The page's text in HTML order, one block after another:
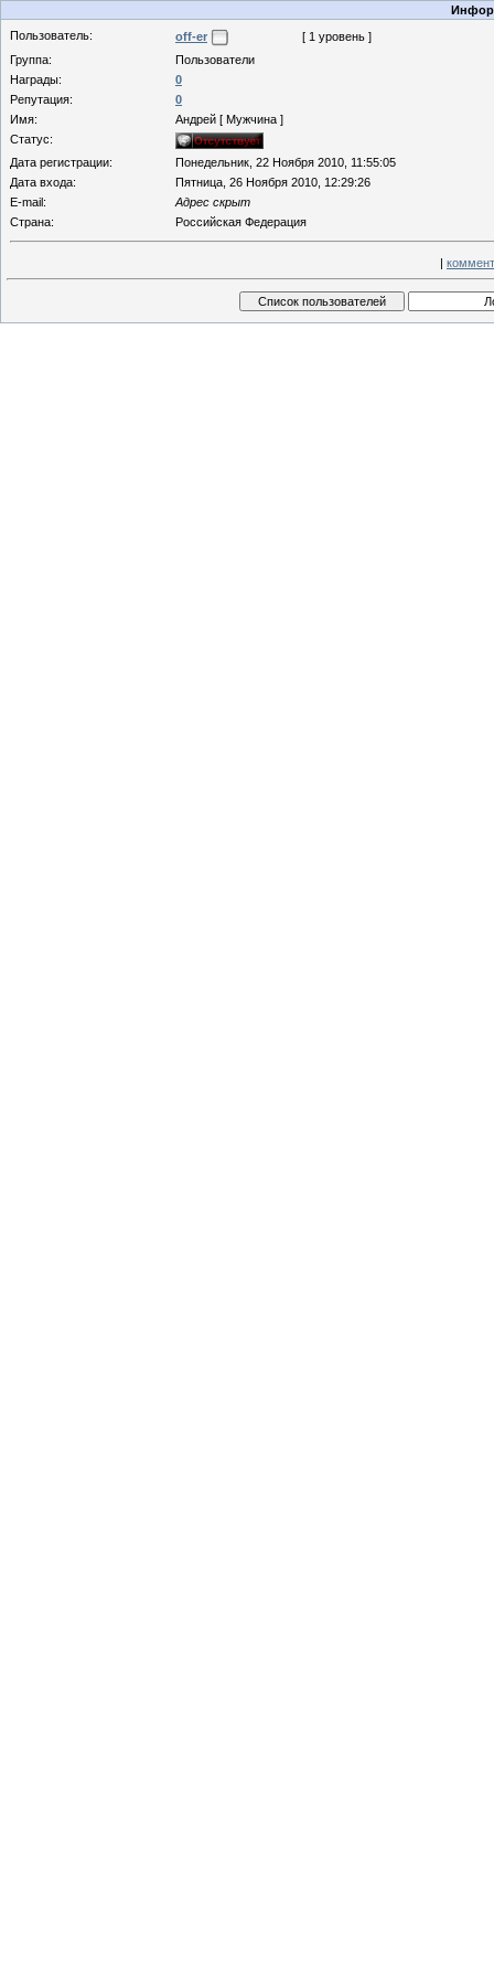
Пользователь:
off-er
[ 1 уровень ]
Группа:
Пользователи
Награды:
0
Репутация:
0
Имя:
Андрей [ Мужчина ]
Статус:
Дата регистрации:
Понедельник, 22 Ноября 2010, 11:55:05
Дата входа:
Пятница, 26 Ноября 2010, 12:29:26
E-mail:
Адрес скрыт
Страна:
Российская Федерация
|